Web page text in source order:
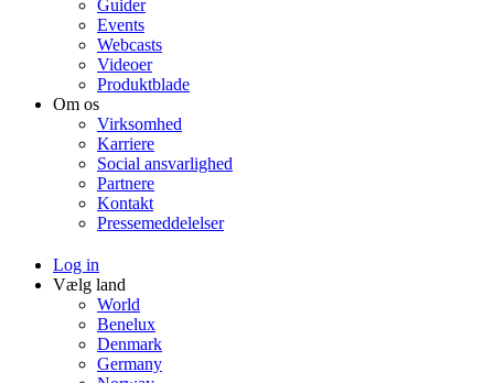
Guider
Events
Webcasts
Videoer
Produktblade
Om os
Virksomhed
Karriere
Social ansvarlighed
Partnere
Kontakt
Pressemeddelelser
Log in
Vælg land
World
Benelux
Denmark
Germany